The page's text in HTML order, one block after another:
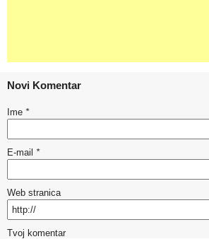
Novi Komentar
Ime *
E-mail *
Web stranica
Tvoj komentar